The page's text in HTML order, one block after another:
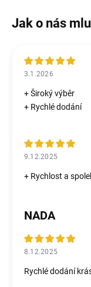
3.1.2026
+ Široký výběr
+ Rychlé dodání
9.12.2025
+ Rychlost a
NADA
8.12.2025
Rychlé dodání